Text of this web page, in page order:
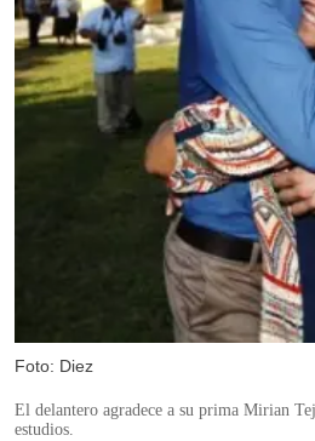
Foto: Diez
El delantero agradece a su prima Mirian
estudios.